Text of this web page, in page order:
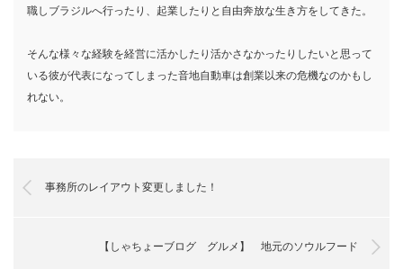
職しブラジルへ行ったり、起業したりと自由奔放な生き方をしてきた。
そんな様々な経験を経営に活かしたり活かさなかったりしたいと思って
いる彼が代表になってしまった音地自動車は創業以来の危機なのかもし
れない。
事務所のレイアウト変更しました！
【しゃちょーブログ グルメ】 地元のソウルフード